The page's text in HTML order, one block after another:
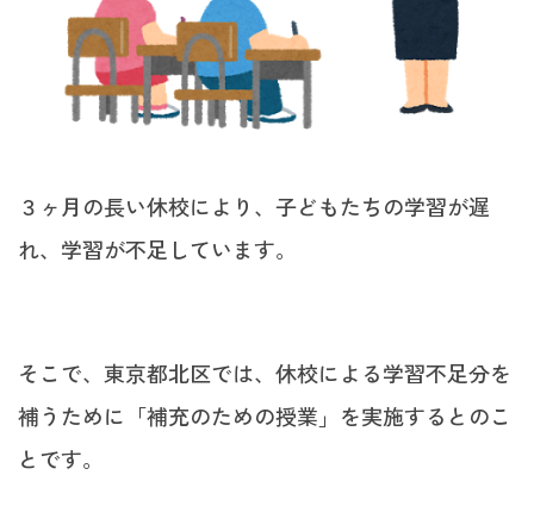
３ヶ月の長い休校により、子どもたちの学習が遅
れ、学習が不足しています。
そこで、東京都北区では、休校による学習不足分を
補うために「補充のための授業」を実施するとのこ
とです。